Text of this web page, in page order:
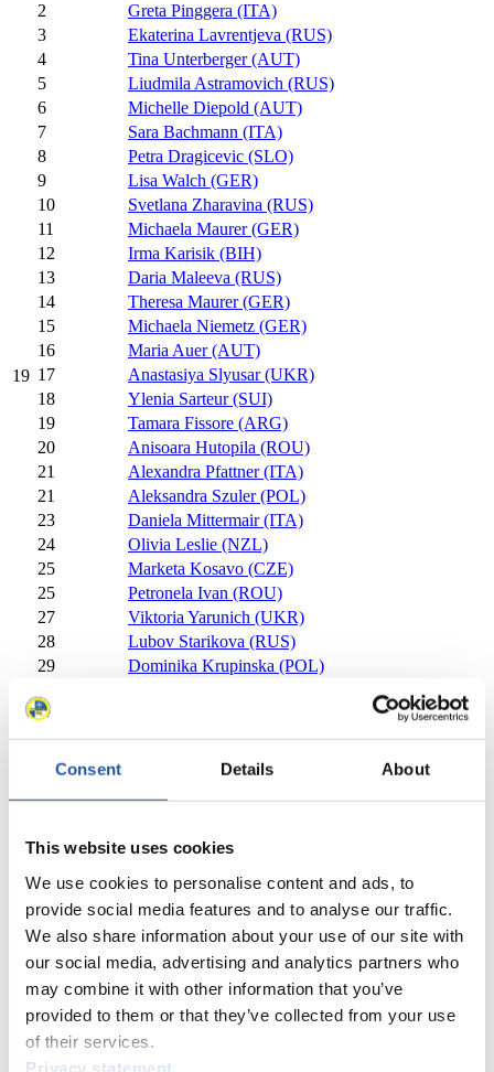
Consent Details About
This website uses cookies
We use cookies to personalise content and ads, to
provide social media features and to analyse our traffic.
We also share information about your use of our site with
our social media, advertising and analytics partners who
may combine it with other information that you’ve
provided to them or that they’ve collected from your use
of their services.
Privacy statement
19
2
Greta Pinggera (ITA)
3
Ekaterina Lavrentjeva (RUS)
4
Tina Unterberger (AUT)
5
Liudmila Astramovich (RUS)
6
Michelle Diepold (AUT)
7
Sara Bachmann (ITA)
8
Petra Dragicevic (SLO)
9
Lisa Walch (GER)
10
Svetlana Zharavina (RUS)
11
Michaela Maurer (GER)
12
Irma Karisik (BIH)
13
Daria Maleeva (RUS)
14
Theresa Maurer (GER)
15
Michaela Niemetz (GER)
16
Maria Auer (AUT)
17
Anastasiya Slyusar (UKR)
18
Ylenia Sarteur (SUI)
19
Tamara Fissore (ARG)
20
Anisoara Hutopila (ROU)
21
Alexandra Pfattner (ITA)
21
Aleksandra Szuler (POL)
23
Daniela Mittermair (ITA)
24
Olivia Leslie (NZL)
25
Marketa Kosavo (CZE)
25
Petronela Ivan (ROU)
27
Viktoria Yarunich (UKR)
28
Lubov Starikova (RUS)
29
Dominika Krupinska (POL)
30
32
Asuman Bayrak (TUR)
NICOLETA BURLUI (ROU)
Weltcup im Rennrodeln auf Naturbahn Damen 2015/2016
×
GRM Group Weltcup im Rennrodeln auf Naturbahn
Damen 2014/2015
Platzierung
Athlet
1
Ekaterina Lavrentjeva (RUS)
2
Evelin Lanthaler (ITA)